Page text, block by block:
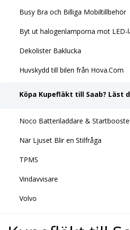
Busy Bra och Billiga Mobiltillbehör
Byt ut halogenlamporna mot LED-
Dekolister Baklucka
Huvskydd till bilen från Hova.Com
Köpa Kupefläkt till Saab? Läst
Noco Batteriladdare &
När Ljuset Blir en Stilfråga
TPMS
Vindavvisare
Volvo